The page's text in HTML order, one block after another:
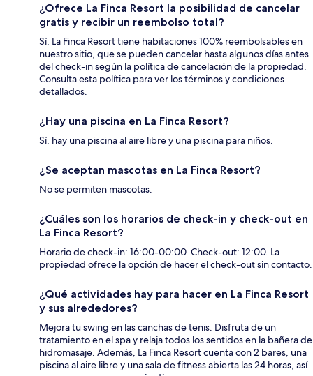
¿Ofrece La Finca Resort la posibilidad de cancelar
gratis y recibir un reembolso total?
Sí, La Finca Resort tiene habitaciones 100% reembolsables en
nuestro sitio, que se pueden cancelar hasta algunos días antes
del check-in según la política de cancelación de la propiedad.
Consulta esta política para ver los términos y condiciones
detallados.
¿Hay una piscina en La Finca Resort?
Sí, hay una piscina al aire libre y una piscina para niños.
¿Se aceptan mascotas en La Finca Resort?
No se permiten mascotas.
¿Cuáles son los horarios de check-in y check-out en
La Finca Resort?
Horario de check-in: 16:00-00:00. Check-out: 12:00. La
propiedad ofrece la opción de hacer el check-out sin contacto.
¿Qué actividades hay para hacer en La Finca Resort
y sus alrededores?
Mejora tu swing en las canchas de tenis. Disfruta de un
tratamiento en el spa y relaja todos los sentidos en la bañera de
hidromasaje. Además, La Finca Resort cuenta con 2 bares, una
piscina al aire libre y una sala de fitness abierta las 24 horas, así